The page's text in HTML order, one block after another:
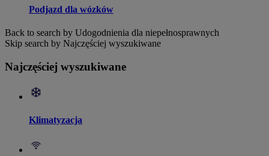
Podjazd dla wózków
Back to search by Udogodnienia dla niepełnosprawnych
Skip search by Najczęściej wyszukiwane
Najczęściej wyszukiwane
Klimatyzacja